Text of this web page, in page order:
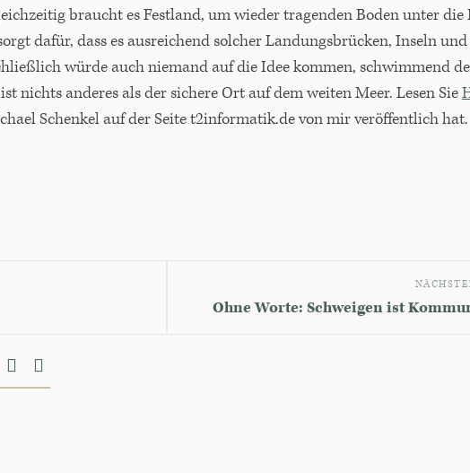
braucht es Festland, um wieder tragenden Boden unter die
dafür, dass es ausreichend solcher Landungsbrücken, Inseln
würde auch niemand auf die Idee kommen, schwimmend
nichts anderes als der sichere Ort auf dem weiten Meer. Lesen Sie
Schenkel auf der Seite t2informatik.de von mir veröffentlich hat.
Ohne Worte: Schweigen ist